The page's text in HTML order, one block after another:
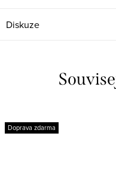
Diskuze
Doprava zdarma